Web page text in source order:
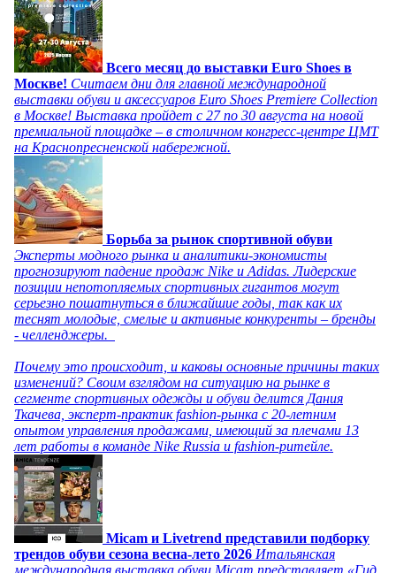
Всего месяц до выставки Euro Shoes в
Москве! Считаем дни для главной международной
выставки обуви и аксессуаров Euro Shoes Premiere Collection
в Москве! Выставка пройдет с 27 по 30 августа на новой
премиальной площадке – в столичном конгресс-центре ЦМТ
на Краснопресненской набережной.
Борьба за рынок спортивной обуви
Эксперты модного рынка и аналитики-экономисты
прогнозируют падение продаж Nike и Adidas. Лидерские
позиции непотопляемых спортивных гигантов могут
серьезно пошатнуться в ближайшие годы, так как их
теснят молодые, смелые и активные конкуренты – бренды
- челленджеры.
Почему это происходит, и каковы основные причины таких
изменений? Своим взглядом на ситуацию на рынке в
сегменте спортивных одежды и обуви делится Дания
Ткачева, эксперт-практик fashion-рынка с 20-летним
опытом управления продажами, имеющий за плечами 13
лет работы в команде Nike Russia и fashion-ритейле.
Micam и Livetrend представили подборку
трендов обуви сезона весна-лето 2026 Итальянская
международная выставка обуви Micam представляет «Гид